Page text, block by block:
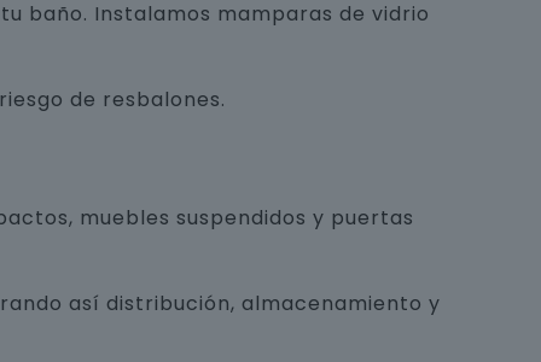
baño. Instalamos mamparas de vidrio
de resbalones.
muebles suspendidos y puertas
así distribución, almacenamiento y